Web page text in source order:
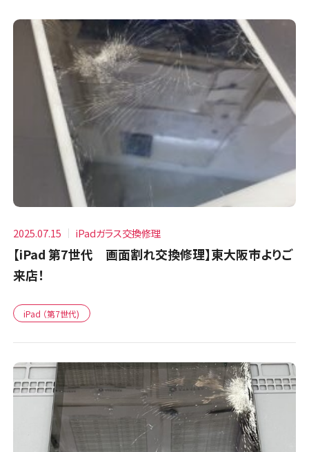
2025.07.15 iPadガラス交換修理
【iPad 第7世代 画面割れ交換修理】東大阪市よりご
来店！
iPad （第7世代)